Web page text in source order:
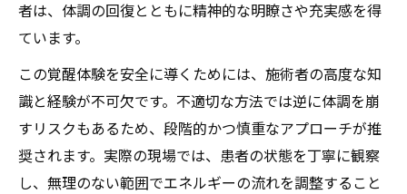
者は、体調の回復とともに精神的な明瞭さや充実感を得
ています。
この覚醒体験を安全に導くためには、施術者の高度な知
識と経験が不可欠です。不適切な方法では逆に体調を崩
すリスクもあるため、段階的かつ慎重なアプローチが推
奨されます。実際の現場では、患者の状態を丁寧に観察
し、無理のない範囲でエネルギーの流れを調整すること